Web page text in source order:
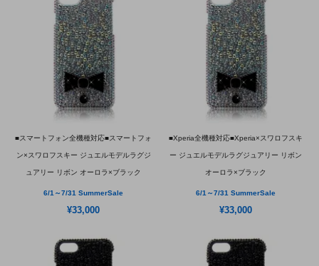
■スマートフォン全機種対応■スマートフォ
ン×スワロフスキー ジュエルモデルラグジ
ュアリー リボン オーロラ×ブラック
6/1～7/31 SummerSale
¥33,000
■Xperia全機種対応■Xperia×スワロフスキ
ー ジュエルモデルラグジュアリー リボン
オーロラ×ブラック
6/1～7/31 SummerSale
¥33,000